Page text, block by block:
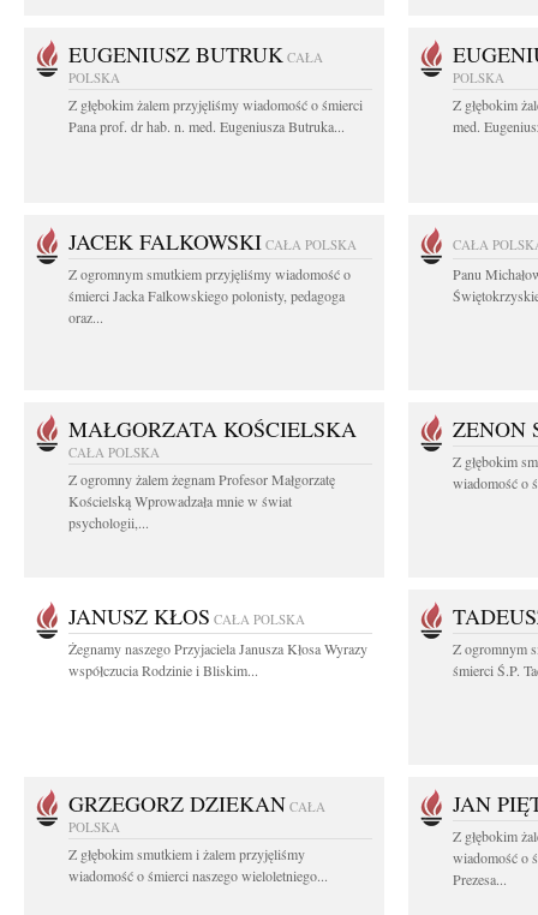
EUGENIUSZ BUTRUK CAŁA
POLSKA
Z głębokim żalem przyjęliśmy wiadomość o śmierci
Pana prof. dr hab. n. med. Eugeniusza Butruka...
POLSKA
Z głębokim
med.
JACEK FALKOWSKI CAŁA POLSKA
Z ogromnym smutkiem przyjęliśmy wiadomość o
śmierci Jacka Falkowskiego polonisty, pedagoga
oraz...
CAŁA
Panu
MAŁGORZATA KOŚCIELSKA
CAŁA POLSKA
Z ogromny żalem żegnam Profesor Małgorzatę
Kościelską Wprowadzała mnie w świat
psychologii,...
ZENON
Z głębokim
wiadomość o
JANUSZ KŁOS CAŁA POLSKA
Żegnamy naszego Przyjaciela Janusza Kłosa Wyrazy
współczucia Rodzinie i Bliskim...
Z ogromnym
śmierci Ś.P.
GRZEGORZ DZIEKAN CAŁA
POLSKA
Z głębokim smutkiem i żalem przyjęliśmy
wiadomość o śmierci naszego wieloletniego...
JAN
Z głębokim
wiadomość o
Prezesa...